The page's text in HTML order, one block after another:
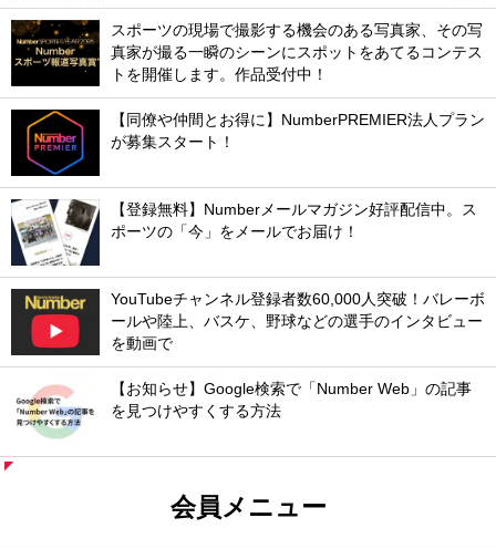
スポーツの現場で撮影する機会のある写真家、その写
真家が撮る一瞬のシーンにスポットをあてるコンテス
トを開催します。作品受付中！
【同僚や仲間とお得に】NumberPREMIER法人プラン
が募集スタート！
【登録無料】Numberメールマガジン好評配信中。ス
ポーツの「今」をメールでお届け！
YouTubeチャンネル登録者数60,000人突破！バレーボ
ールや陸上、バスケ、野球などの選手のインタビュー
を動画で
【お知らせ】Google検索で「Number Web」の記事
を見つけやすくする方法
会員メニュー